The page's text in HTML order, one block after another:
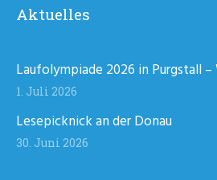
Aktuelles
Laufolympiade 2026 in Purgstall
1. Juli 2026
Lesepicknick an der Donau
30. Juni 2026